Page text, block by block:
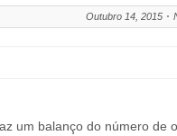
Outubro 14, 2015
um balanço do número de